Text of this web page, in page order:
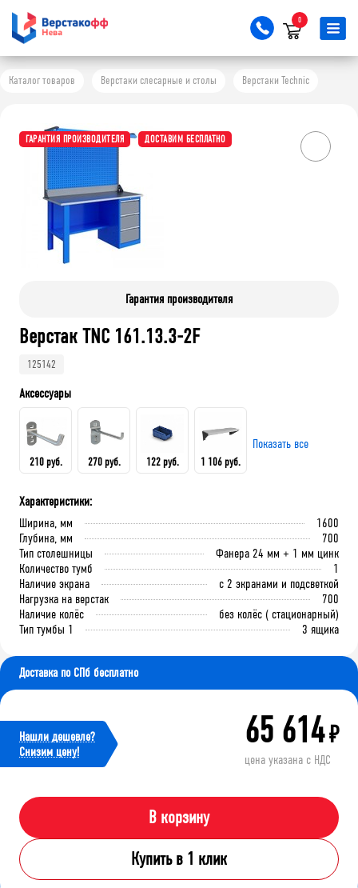
0
Каталог товаров Верстаки слесарные и столы Верстаки Technic
ГАРАНТИЯ ПРОИЗВОДИТЕЛЯ ДОСТАВИМ БЕСПЛАТНО
Гарантия производителя
Верстак TNC 161.13.3-2F
125142
Аксессуары
210 руб.
Крючок 80 мм.
В корзину
270 руб.
Крючок 125 мм.
В корзину
122 руб.
мм
В корзину
1 106 руб.
В корзину
Показать все
Характеристики:
Ширина, мм
1600
Глубина, мм
700
Тип столешницы
Фанера 24 мм + 1 мм цинк
Количество тумб
1
Наличие экрана
с 2 экранами и подсветкой
Нагрузка на верстак
700
Наличие колёс
без колёс ( стационарный)
Тип тумбы 1
3 ящика
Доставка по СПб бесплатно
Нашли дешевле?
Cнизим цену!
65 614₽
цена указана с НДС
В корзину
Купить в 1 клик